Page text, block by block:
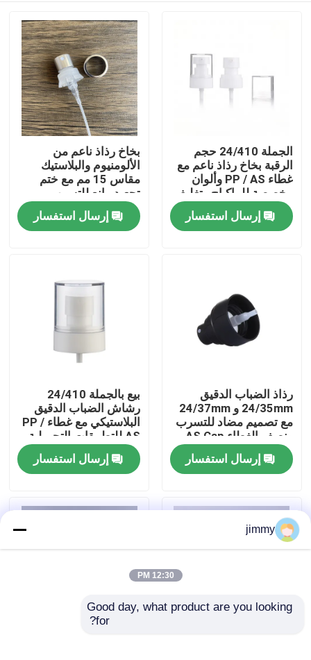
منتجات
أشرطة فيديو
معلومات عنا
جولة في المعمل
رقابة جودة
اتصل بنا
حالات
الجملة 24/410 حجم
الرقبة بخاخ رذاذ ناعم مع
غطاء PP / AS وألوان
مخصصة للماكياج وتغليف
مستحضرات التجميل
إرسال استفسار
بخاخ رذاذ ناعم من
الألومنيوم والبلاستيك
مقاس 15 مم مع ختم
تجعيد مانع للتسرب
للعطور
إرسال استفسار
رذاذ الضباب الدقيق
24/35mm و 24/37mm
مع تصميم مضاد للتسرب
ونصف الغطاء AS Cap
إرسال استفسار
بيع بالجملة 24/410
رشاش الضباب الدقيق
البلاستيكي مع غطاء PP /
AS للتطبيقات التجميلية
الضبابية الدقيقة للغاية
إرسال استفسار
jimmy
12:30 PM
Good day, what product are you looking
for?